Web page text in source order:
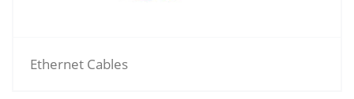
Ethernet Cables